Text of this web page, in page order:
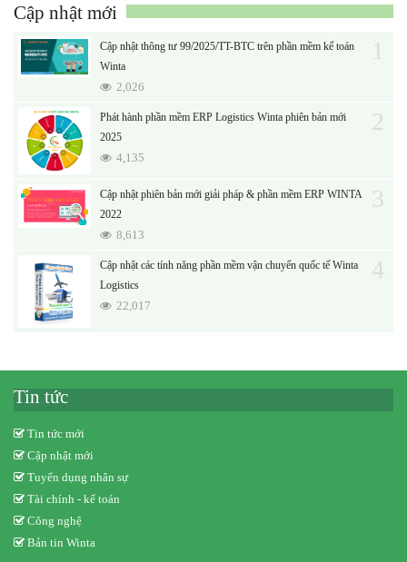
Cập nhật mới
Cập nhật thông tư 99/2025/TT-BTC trên phần mềm kế toán
Winta
2,026
1
Phát hành phần mềm ERP Logistics Winta phiên bản mới
2025
4,135
2
Cập nhật phiên bản mới giải pháp & phần mềm ERP WINTA
2022
8,613
3
Cập nhật các tính năng phần mềm vận chuyển quốc tế Winta
Logistics
22,017
4
Tin tức
Tin tức mới
Cập nhật mới
Tuyển dụng nhân sự
Tài chính - kế toán
Công nghệ
Bản tin Winta